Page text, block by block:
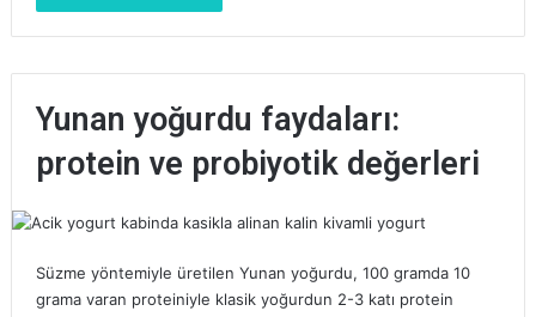
Yunan yoğurdu faydaları:
protein ve probiyotik değerleri
Süzme yöntemiyle üretilen Yunan yoğurdu, 100 gramda 10
grama varan proteiniyle klasik yoğurdun 2-3 katı protein